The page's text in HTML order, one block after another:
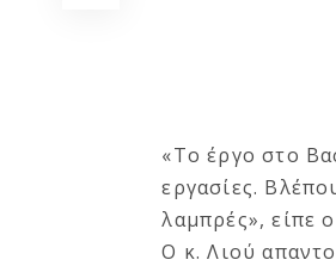
«Το έργο στο
εργασίες.
λαμπρές», είπε
Ο κ. Λιού